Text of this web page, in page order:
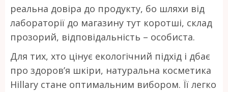
реальна довіра до продукту, бо шляхи від
лабораторії до магазину тут коротші, склад
прозорий, відповідальність – особиста.
Для тих, хто цінує екологічний підхід і дбає
про здоров’я шкіри, натуральна косметика
Hillary стане оптимальним вибором. Її легко